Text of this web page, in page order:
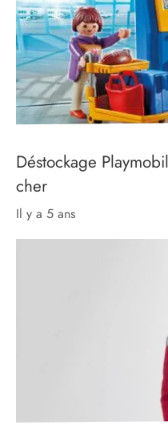
Déstockage
cher
il y a 5 ans